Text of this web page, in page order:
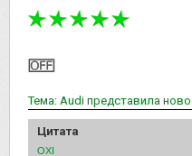
Тема: Audi представила
Цитата
OXI